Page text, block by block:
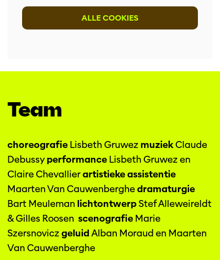
ALLE COOKIES
Team
choreografie Lisbeth Gruwez muziekClaude
Debussyperformance Lisbeth Gruwez en
Claire Chevallierartistieke assistentie
Maarten Van Cauwenberghedramaturgie
Bart Meuleman lichtontwerpStef Alleweireldt
& Gilles Roosen scenografie Marie
Szersnovicz geluid Alban Moraud en Maarten
Van Cauwenberghe